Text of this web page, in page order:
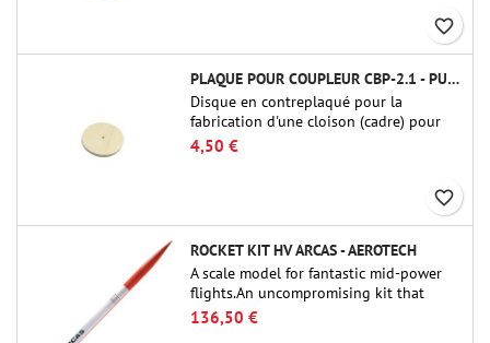
favorite_border
PLAQUE POUR COUPLEUR CBP-2.1 - PUBLIC MISSILES LTD.
Disque en contreplaqué pour la
fabrication d'une cloison (cadre) pour
raccords tubulaires de 54 mm de Public
Missiles Ltd. (PT-2.1 ou QT-2.1)
4,50 €
favorite_border
ROCKET KIT HV ARCAS - AEROTECH
A scale model for fantastic mid-power
flights.An uncompromising kit that
allows you to build a replica of one of
the most famous sounding-rocket ever.
136,50 €